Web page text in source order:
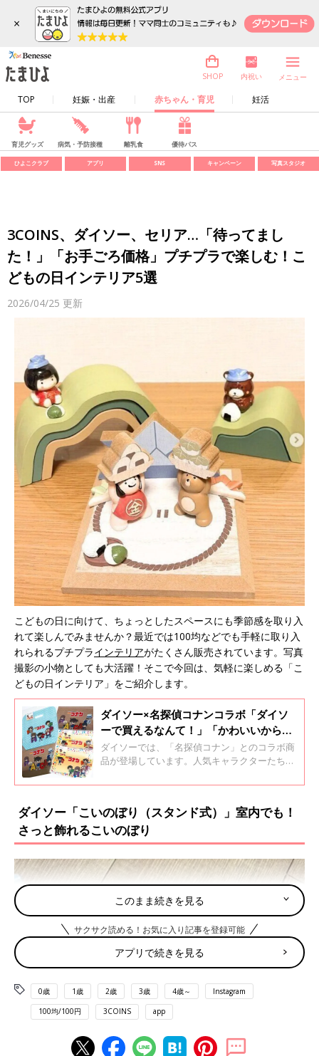
×
TOP 妊娠・出産 赤ちゃん・育児 妊活
SHOP 内祝い メニュー
育児グッズ 病気・予防接種 離乳食 優待パス
ひよこクラブ アプリ SNS キャンペーン 写真スタジオ
3COINS、ダイソー、セリア…「待ってまし
た！」「お手ごろ価格」プチプラで楽しむ！こ
どもの日インテリア5選
2026/04/25 更新
こどもの日に向けて、ちょっとしたスペースにも季節感を取り入
れて楽しんでみませんか？最近では100均などでも手軽に取り入
れられるプチプラインテリアがたくさん販売されています。写真
撮影の小物としても大活躍！そこで今回は、気軽に楽しめる「こ
どもの日インテリア」をご紹介します。
ダイソー×名探偵コナンコラボ「ダイソ
ーで買えるなんて！」「かわいいから買
っちゃった」映画最新作も公開で大注目
のコナングッズ4選
ダイソーでは、「名探偵コナン」とのコラボ商
品が登場しています。人気キャラクターたちが
コレクションとしても楽しめるのが魅力。売り
そろっていますよ。そこで今回は、ダイソーで
手に入る名探偵コナングッズをご紹介します。
ダイソー「こいのぼり（スタンド式）」室内でも！
さっと飾れるこいのぼり
このまま続きを見る
サクサク読める！お気に入り記事を登録可能
アプリで続きを見る
0歳 1歳 2歳 3歳 4歳～ Instagram
100均/100円 3COINS app